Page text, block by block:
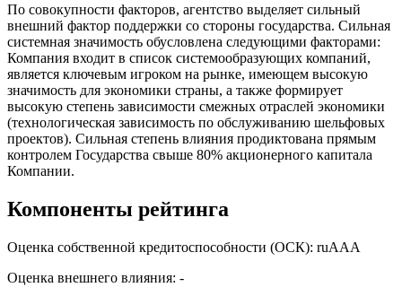
По совокупности факторов, агентство выделяет сильный
внешний фактор поддержки со стороны государства. Сильная
системная значимость обусловлена следующими факторами:
Компания входит в список системообразующих компаний,
является ключевым игроком на рынке, имеющем высокую
значимость для экономики страны, а также формирует
высокую степень зависимости смежных отраслей экономики
(технологическая зависимость по обслуживанию шельфовых
проектов). Сильная степень влияния продиктована прямым
контролем Государства свыше 80% акционерного капитала
Компании.
Компоненты рейтинга
Оценка собственной кредитоспособности (ОСК): ruААА
Оценка внешнего влияния: -